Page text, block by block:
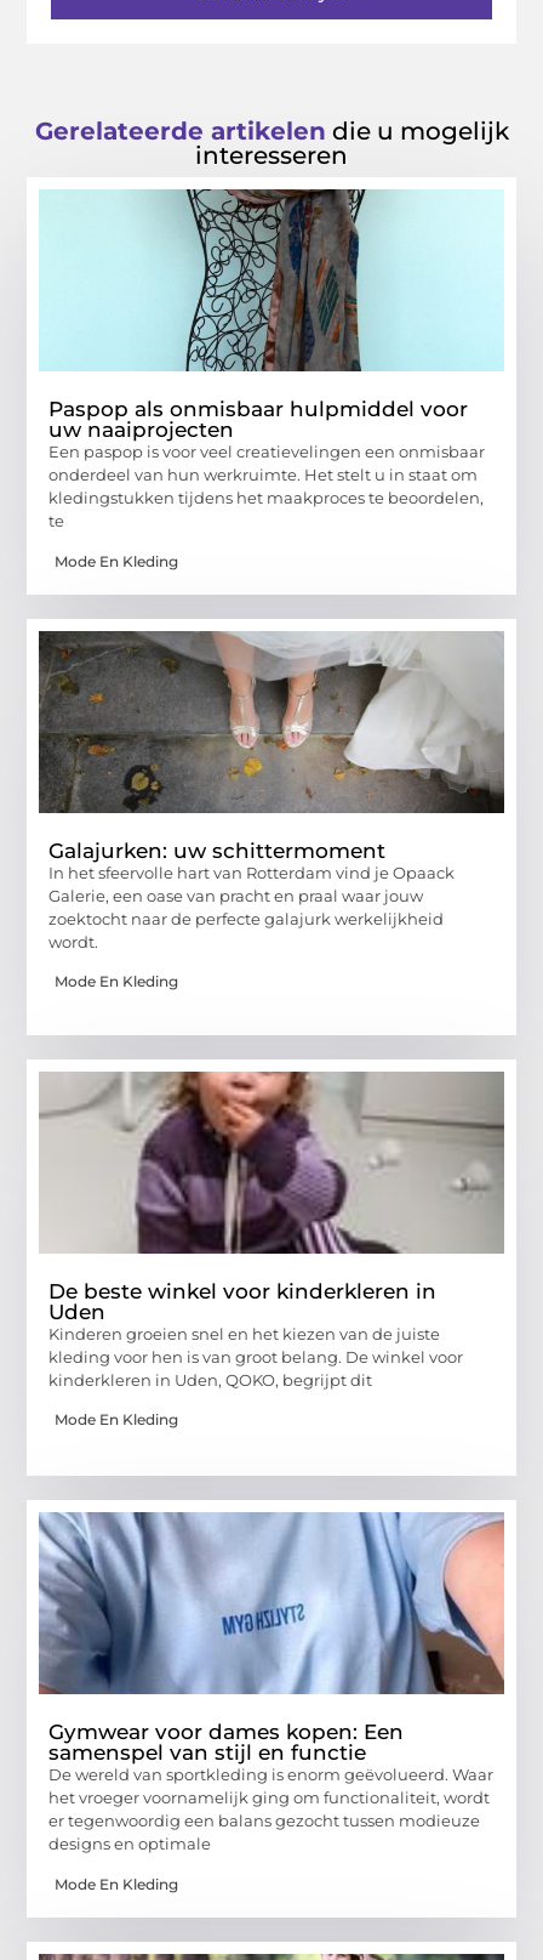
Gerelateerde artikelen die u mogelijk
interesseren
Paspop als onmisbaar hulpmiddel voor
uw naaiprojecten
Een paspop is voor veel creatievelingen een onmisbaar
onderdeel van hun werkruimte. Het stelt u in staat om
kledingstukken tijdens het maakproces te beoordelen,
te
Mode En Kleding
Galajurken: uw schittermoment
In het sfeervolle hart van Rotterdam vind je Opaack
Galerie, een oase van pracht en praal waar jouw
zoektocht naar de perfecte galajurk werkelijkheid
wordt.
Mode En Kleding
De beste winkel voor kinderkleren in
Uden
Kinderen groeien snel en het kiezen van de juiste
kleding voor hen is van groot belang. De winkel voor
kinderkleren in Uden, QOKO, begrijpt dit
Mode En Kleding
Gymwear voor dames kopen: Een
samenspel van stijl en functie
De wereld van sportkleding is enorm geëvolueerd. Waar
het vroeger voornamelijk ging om functionaliteit, wordt
er tegenwoordig een balans gezocht tussen modieuze
designs en optimale
Mode En Kleding